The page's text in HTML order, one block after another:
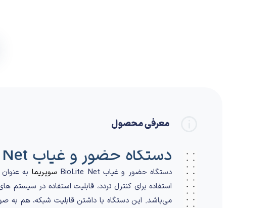
معرفی محصول
دستگاه حضور و غیاب
دستگاه حضور و غیاب BioLite Net سوپریما به